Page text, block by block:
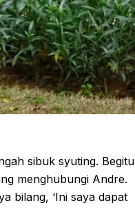
sibuk syuting. Begitu
menghubungi Andre.
bilang, ‘Ini saya dapat